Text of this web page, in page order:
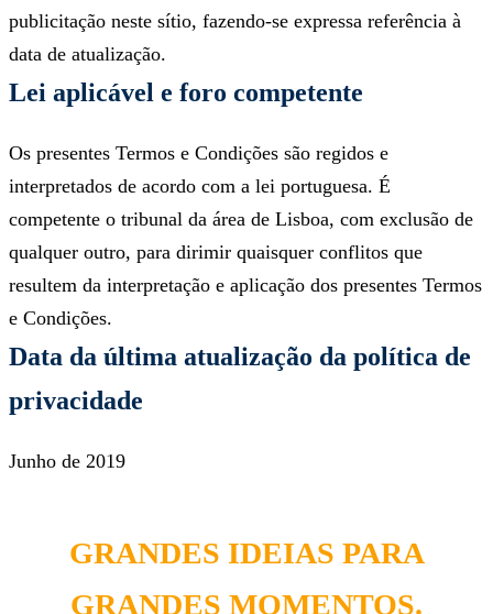
publicitação neste sítio, fazendo-se expressa referência à
data de atualização.
Lei aplicável e foro competente
Os presentes Termos e Condições são regidos e
interpretados de acordo com a lei portuguesa. É
competente o tribunal da área de Lisboa, com exclusão de
qualquer outro, para dirimir quaisquer conflitos que
resultem da interpretação e aplicação dos presentes Termos
e Condições.
Data da última atualização da política de
privacidade
Junho de 2019
GRANDES IDEIAS PARA
GRANDES MOMENTOS.